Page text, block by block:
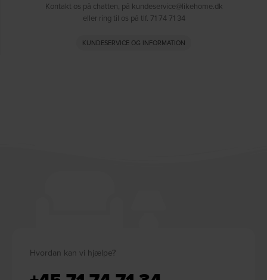
Kontakt os på chatten, på kundeservice@likehome.dk
eller ring til os på tlf. 71 74 71 34
KUNDESERVICE OG INFORMATION
Hvordan kan vi hjælpe?